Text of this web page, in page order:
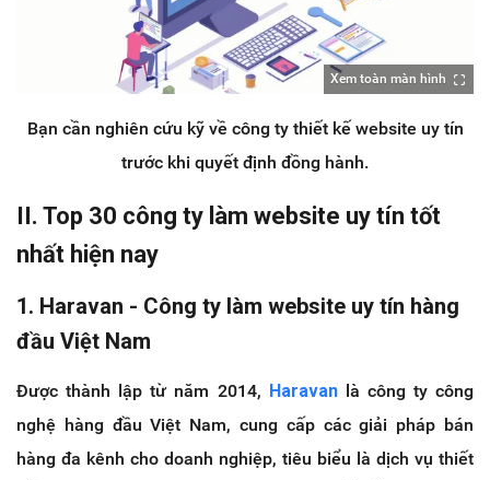
Xem toàn màn hình
Bạn cần nghiên cứu kỹ về công ty thiết kế website uy tín
trước khi quyết định đồng hành.
II. Top 30 công ty làm website uy tín tốt
nhất hiện nay
1. Haravan - Công ty làm website uy tín hàng
đầu Việt Nam
Được thành lập từ năm 2014, Haravanlà công ty công
nghệ hàng đầu Việt Nam, cung cấp các giải pháp bán
hàng đa kênh cho doanh nghiệp, tiêu biểu là dịch vụ thiết